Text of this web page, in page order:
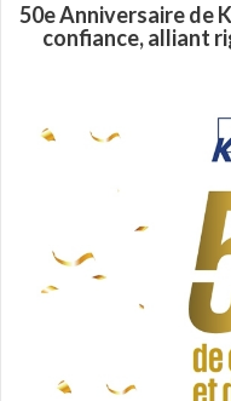
50e Anniversaire de
confiance, alliant